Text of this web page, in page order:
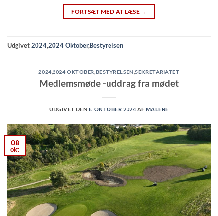
FORTSÆT MED AT LÆSE →
Udgivet2024,2024 Oktober,Bestyrelsen
2024,2024 OKTOBER BESTYRELSEN ,SEKRETARIATET
Medlemsmøde -uddrag fra mødet
UDGIVET DEN 8. OKTOBER 2024 AF MALENE
08
okt